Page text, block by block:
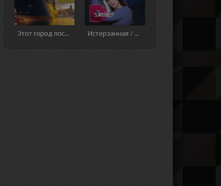
Этот город последует за тобой Истерзанная / Ты Карадениз
9 серия 10 серия 11 серия